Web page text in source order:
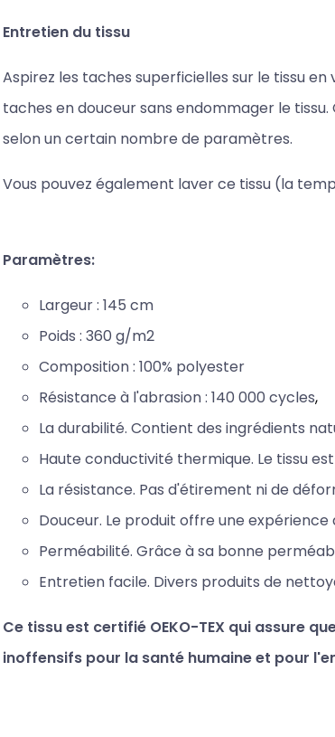
Entretien du tissu
Aspirez les taches superficielles sur le tissu
taches en douceur sans endommager le
selon un certain nombre de paramètres.
Vous pouvez également laver ce tissu (la
Paramètres:
Largeur : 145 cm
Poids : 360 g/m2
Composition : 100% polyester
Résistance à l'abrasion : 140 000 cycles,
La durabilité. Contient des ingrédients
Haute conductivité thermique. Le tissu
La résistance. Pas d'étirement ni de
Douceur. Le produit offre une expérience
Perméabilité. Grâce à sa bonne
Entretien facile. Divers produits de
Ce tissu est certifié OEKO-TEX qui assure
inoffensifs pour la santé humaine et pour